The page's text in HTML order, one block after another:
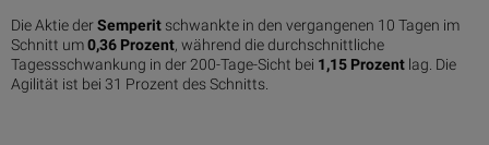
Die Aktie derSemperit schwankte in den vergangenen 10 Tagen im
Schnitt um0,36 Pro­zent, während die durchschnittliche
Tagessschwankung in der 200-Tage-Sicht bei 1,15 Prozent lag. Die
Agilität ist bei 31 Prozent des Schnitts.